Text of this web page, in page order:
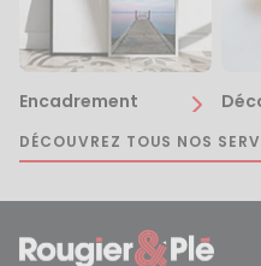
Encadrement
DÉCOUVREZ TOUS NOS